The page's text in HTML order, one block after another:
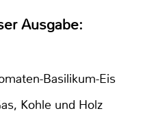
Ausgabe:
Basilikum-Eis
Kohle und Holz